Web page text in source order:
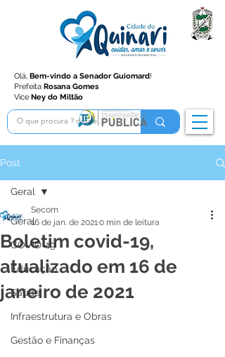
Olá, Bem-vindo a Senador Guiomard!
Prefeita Rosana Gomes
Vice Ney do Miltão
Post
Geral
COVID-19
Educação
Saúde
Infraestrutura e Obras
Gestão e Finanças
Geral
Boletim covid-19,
atualizado em 16 de
janeiro de 2021
Secom
16 de jan. de 20210 min de leitura